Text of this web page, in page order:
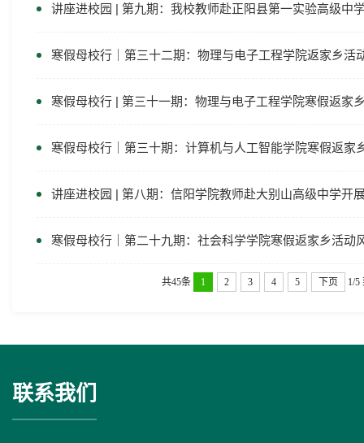
讲座进校园 | 第九期：我校教师赴正阳县第一实验高级中
寒假母校行｜第三十二期：物理与电子工程学院返家乡活
寒假母校行 | 第三十一期：物理与电子工程学院寒假返家
寒假母校行｜第三十期：计算机与人工智能学院寒假返家
寒假母校行｜第二十九期：社会科学学院寒假返家乡活动
共45条 1 2 3 4 5 下页 1/5
联系我们